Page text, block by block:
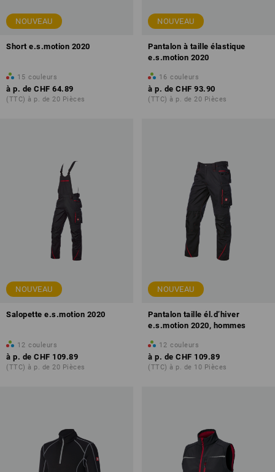
NOUVEAU
Short e.s.motion 2020
15 couleurs
à p. de CHF 64.89
(TTC) à p. de 20 Pièces
NOUVEAU
Pantalon à taille élastique
e.s.motion 2020
16 couleurs
à p. de CHF 93.90
(TTC) à p. de 20 Pièces
NOUVEAU
Salopette e.s.motion 2020
12 couleurs
à p. de CHF 109.89
(TTC) à p. de 20 Pièces
NOUVEAU
Pantalon taille él.d’hiver
e.s.motion 2020, hommes
12 couleurs
à p. de CHF 109.89
(TTC) à p. de 10 Pièces